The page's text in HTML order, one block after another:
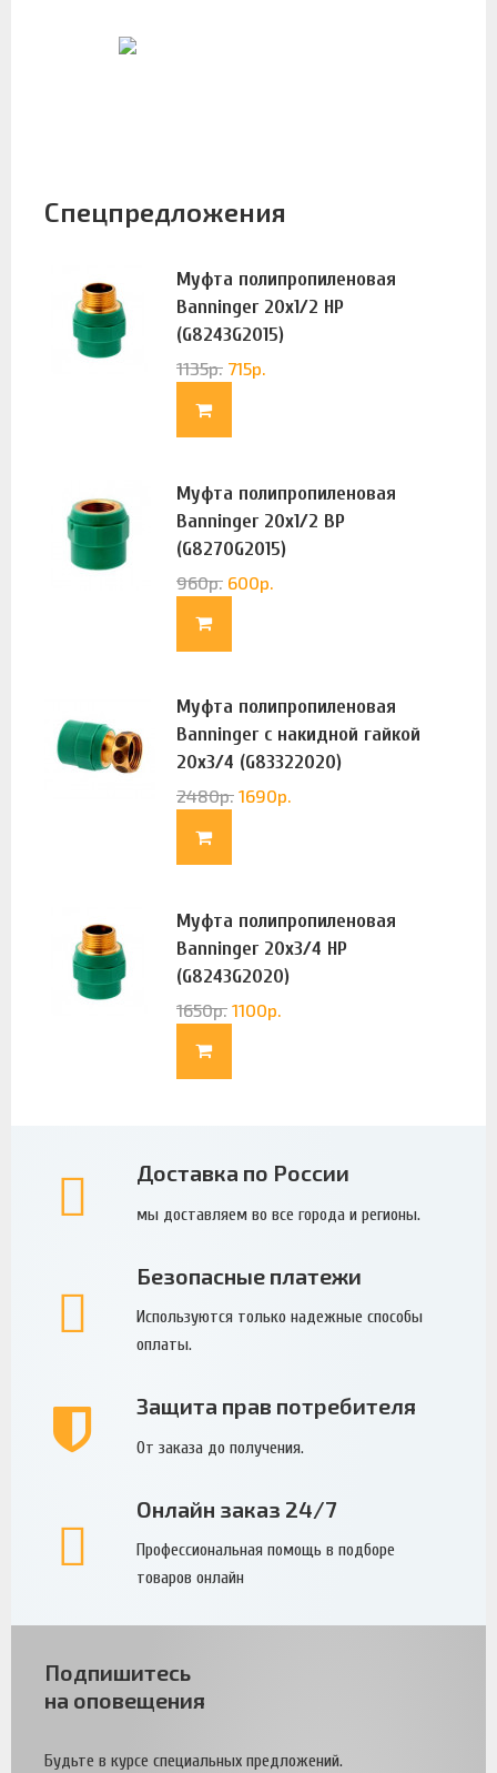
Спецпредложения
Муфта полипропиленовая
Banninger 20х1/2 НР
(G8243G2015)
1135р. 715р.
Муфта полипропиленовая
Banninger 20х1/2 ВР
(G8270G2015)
960р. 600р.
Муфта полипропиленовая
Banninger с накидной гайкой
20х3/4 (G83322020)
2480р. 1690р.
Муфта полипропиленовая
Banninger 20х3/4 НР
(G8243G2020)
1650р. 1100р.
Доставка по России
мы доставляем во все города и регионы.
Безопасные платежи
Используются только надежные способы
оплаты.
Защита прав потребителя
От заказа до получения.
Онлайн заказ 24/7
Профессиональная помощь в подборе
товаров онлайн
Подпишитесь
на оповещения
Будьте в курсе специальных предложений.